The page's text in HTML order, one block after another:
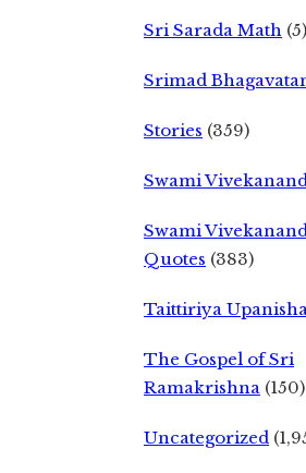
Sri Sarada Math (5)
Srimad
Stories (359)
Swami
Swami
Quotes (383)
Taittiriya
The Gospel of Sri
Ramakrishna (150)
Uncategorized